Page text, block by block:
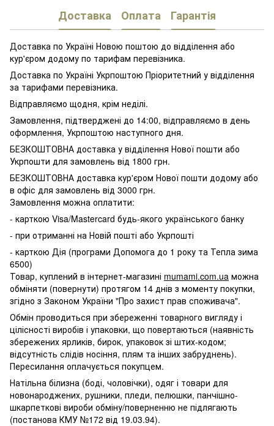
Доставка Оплата Гарантія
Доставка по Україні Новою поштою до відділення або
кур'єром додому по тарифам перевізника.
Доставка по Україні Укрпоштою Пріоритетний у відділення
за тарифами перевізника.
Відправляємо щодня, крім неділі.
Замовлення, підтверджені до 14:00, відправляємо в день
оформлення, Укрпоштою наступного дня.
БЕЗКОШТОВНА доставка у відділення Нової пошти або
Укрпошти для замовлень від 1800 грн.
БЕЗКОШТОВНА доставка кур'єром Нової пошти додому або
в офіс для замовлень від 3000 грн.
Замовлення можна оплатити:
- карткою Visa/Mastercard будь-якого українського банку
- при отриманні на Новій пошті або Укрпошті
- карткою Дія (програми Допомога до 1 року та Тепла зима
6500)
Товар, куплений в інтернет-магазині mumami.com.ua можна
обміняти (повернути) протягом 14 днів з моменту покупки,
згідно з Законом України "Про захист прав споживача".
Обмін проводиться при збереженні товарного вигляду і
цілісності виробів і упаковки, що повертаються (наявність
збережених ярликів, бирок, упаковок зі штих-кодом;
відсутність слідів носіння, плям та інших забруднень).
Пересилання оплачується покупцем.
Натільна білизна (боді, чоловічки), одяг і товари для
новонароджених, рушники, пледи, пелюшки, панчішно-
шкарпеткові вироби обміну/поверненню не підлягають
(постанова КМУ №172 від 19.03.94).